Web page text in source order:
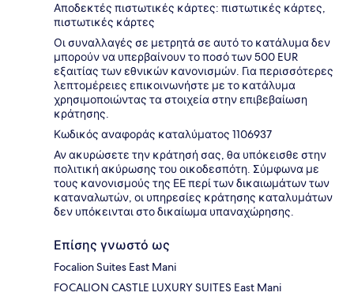
Αποδεκτές πιστωτικές κάρτες: πιστωτικές κάρτες,
πιστωτικές κάρτες
Οι συναλλαγές σε μετρητά σε αυτό το κατάλυμα δεν
μπορούν να υπερβαίνουν το ποσό των 500 EUR
εξαιτίας των εθνικών κανονισμών. Για περισσότερες
λεπτομέρειες επικοινωνήστε με το κατάλυμα
χρησιμοποιώντας τα στοιχεία στην επιβεβαίωση
κράτησης.
Κωδικός αναφοράς καταλύματος 1106937
Αν ακυρώσετε την κράτησή σας, θα υπόκεισθε στην
πολιτική ακύρωσης του οικοδεσπότη. Σύμφωνα με
τους κανονισμούς της ΕΕ περί των δικαιωμάτων των
καταναλωτών, οι υπηρεσίες κράτησης καταλυμάτων
δεν υπόκεινται στο δικαίωμα υπαναχώρησης.
Επίσης γνωστό ως
Focalion Suites East Mani
FOCALION CASTLE LUXURY SUITES East Mani